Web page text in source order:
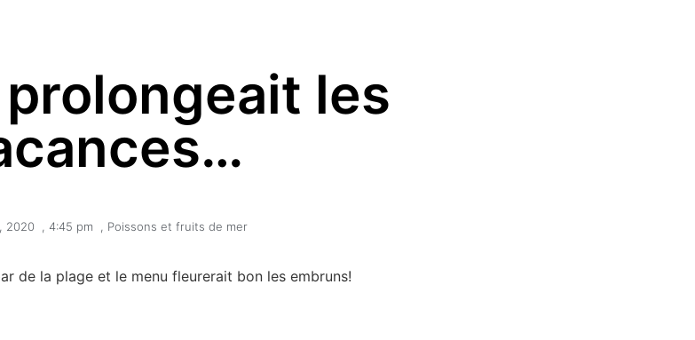
les
2020 4:45 pm Poissons et fruits de mer
de la plage et le menu fleurerait bon les embruns!